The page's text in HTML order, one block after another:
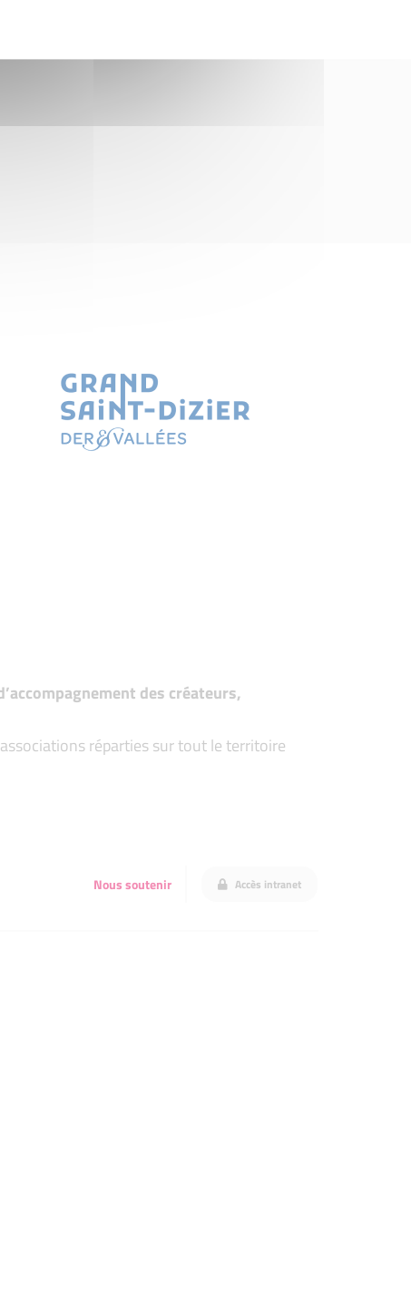
des créateurs,
réparties sur tout le territoire
Nous soutenir Accès intranet